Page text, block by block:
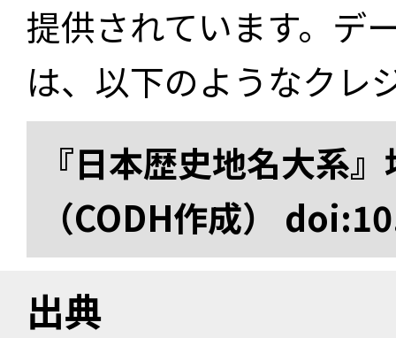
提供されています。デ
は、以下のようなクレ
『日本歴史地名大系
（CODH作成）
出典